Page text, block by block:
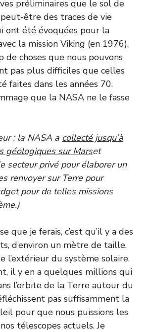
préliminaires que le sol de
être des traces de vie
ont été évoquées pour la
la mission Viking (en 1976).
de choses que nous pouvons
pas plus difficiles que celles
faites dans les années 70.
que la NASA ne le fasse
: la NASA a collecté jusqu’à
géologiques sur Marset
secteur privé pour élaborer un
renvoyer sur Terre pour
pour de telles missions
que je ferais, c’est qu’il y a des
d’environ un mètre de taille,
l’extérieur du système solaire.
il y en a quelques millions qui
l’orbite de la Terre autour du
pas suffisamment la
pour que nous puissions les
télescopes actuels. Je